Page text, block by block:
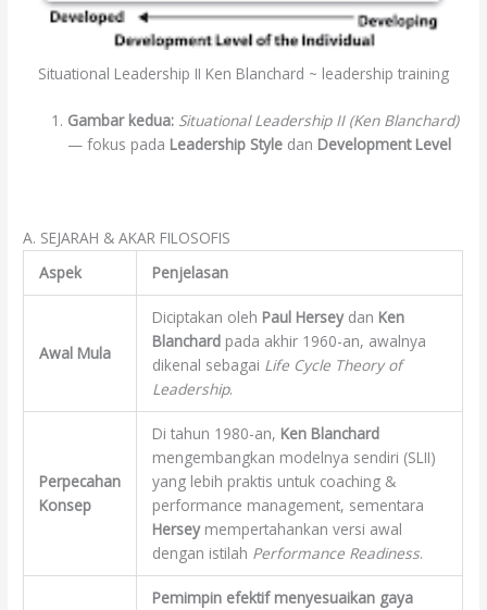
Situational Leadership II Ken Blanchard ~ leadership training
Gambar kedua: Situational Leadership II (Ken Blanchard)
— fokus pada Leadership Style dan Development Level
A. SEJARAH & AKAR FILOSOFIS
Aspek
Penjelasan
Awal Mula
Diciptakan oleh Paul Herseydan Ken
Blanchardpada akhir 1960-an, awalnya
dikenal sebagai Life Cycle Theory of
Leadership.
Perpecahan
Konsep
Di tahun 1980-an, Ken Blanchard
mengembangkan modelnya sendiri (SLII)
yang lebih praktis untuk coaching &
performance management, sementara
Herseymempertahankan versi awal
dengan istilah Performance Readiness.
Pemimpin efektif menyesuaikan gaya